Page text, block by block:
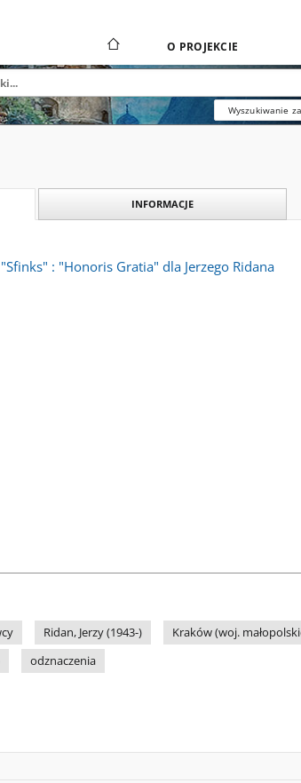
O PROJEKCIE
Wyszukiwanie
INFORMACJE
: "Honoris Gratia" dla Jerzego Ridana
Ridan, Jerzy (1943-)
Kraków (woj.
odznaczenia